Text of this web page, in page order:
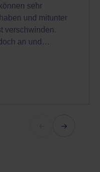
sehr
und mitunter
verschwinden.
an und…